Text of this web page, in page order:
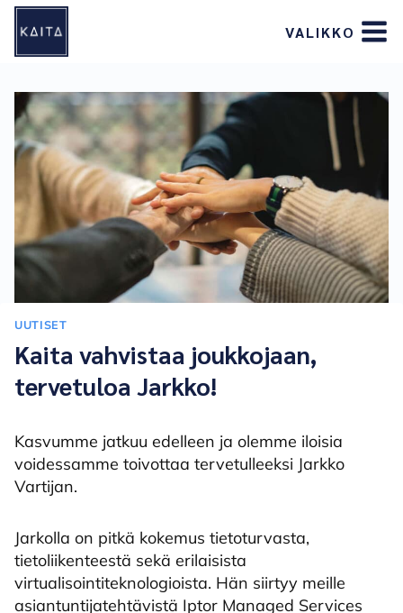
Siirry
sisältöön
VALIKKO
UUTISET
Kaita vahvistaa joukkojaan,
tervetuloa Jarkko!
Kasvumme jatkuu edelleen ja olemme iloisia
voidessamme toivottaa tervetulleeksi Jarkko
Vartijan.
Jarkolla on pitkä kokemus tietoturvasta,
tietoliikenteestä sekä erilaisista
virtualisointiteknologioista. Hän siirtyy meille
asiantuntijatehtävistä Iptor Managed Services